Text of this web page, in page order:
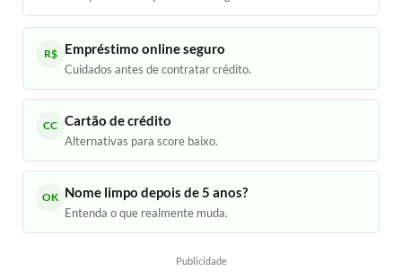
R$ Empréstimo online seguro
Cuidados antes de contratar crédito.
CC Cartão de crédito
Alternativas para score baixo.
OK Nome limpo depois de 5 anos?
Entenda o que realmente muda.
Publicidade